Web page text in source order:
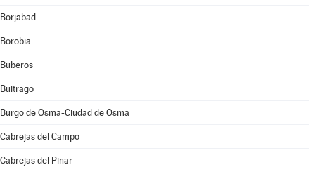
Borjabad
Borobia
Buberos
Buitrago
Burgo de Osma-Ciudad de Osma
Cabrejas del Campo
Cabrejas del Pinar